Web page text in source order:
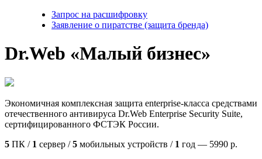
Запрос на расшифровку
Заявление о пиратстве (защита бренда)
Dr.Web «Малый бизнес»
Экономичная комплексная защита enterprise-класса средствами
отечественного антивируса Dr.Web Enterprise Security Suite,
сертифицированного ФСТЭК России.
5 ПК / 1 сервер /5 мобильных устройств / 1 год — 5990 р.